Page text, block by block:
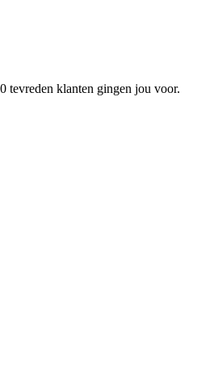
tevreden klanten gingen jou voor.